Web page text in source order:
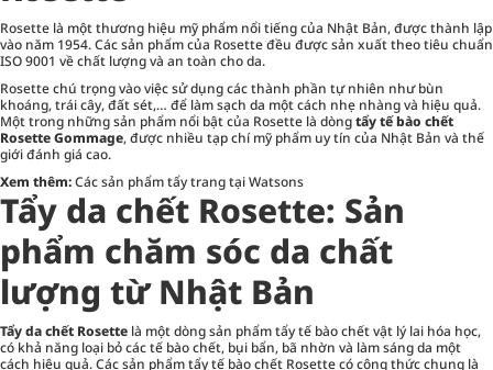
Rosette là một thương hiệu mỹ phẩm nổi tiếng của Nhật Bản, được thành lập
vào năm 1954. Các sản phẩm của Rosette đều được sản xuất theo tiêu chuẩn
ISO 9001 về chất lượng và an toàn cho da.
Rosette chú trọng vào việc sử dụng các thành phần tự nhiên như bùn
khoáng, trái cây, đất sét,… để làm sạch da một cách nhẹ nhàng và hiệu quả.
Một trong những sản phẩm nổi bật của Rosette là dòngtẩy tế bào chết
Rosette Gommage, được nhiều tạp chí mỹ phẩm uy tín của Nhật Bản và thế
giới đánh giá cao.
Xem thêm:Các sản phẩm tẩy trang tại Watsons
Tẩy da chết Rosette: Sản
phẩm chăm sóc da chất
lượng từ Nhật Bản
Tẩy da chết Rosette là một dòng sản phẩm tẩy tế bào chết vật lý lai hóa học,
có khả năng loại bỏ các tế bào chết, bụi bẩn, bã nhờn và làm sáng da một
cách hiệu quả. Các sản phẩm tẩy tế bào chết Rosette có công thức chung là